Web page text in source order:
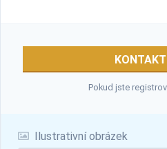
Ilustrativní obrázek
Pokud jste